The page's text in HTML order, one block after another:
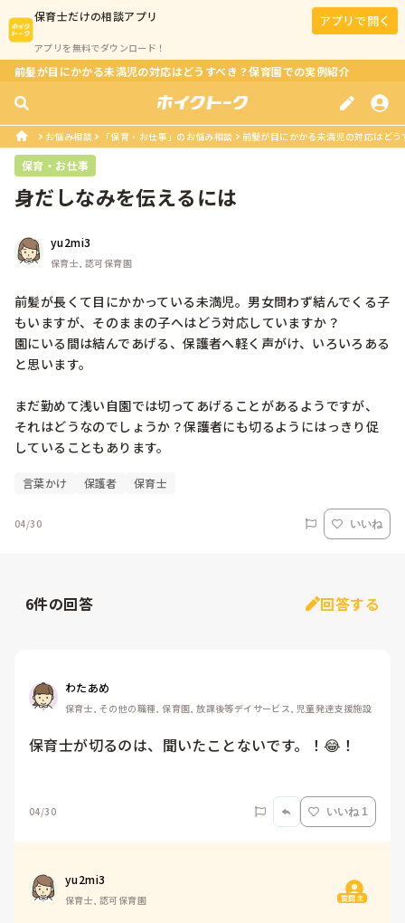
保育士だけの相談アプリ
アプリを無料でダウンロード！
アプリで開く
前髪が目にかかる未満児の対応はどうすべき？保育園での実例紹介
お悩み相談 「保育・お仕事」のお悩み相談 前髪が目にかかる未満児の対応はど
保育・お仕事
身だしなみを伝えるには
yu2mi3
保育士, 認可保育園
前髪が長くて目にかかっている未満児。男女問わず結んでくる子
もいますが、そのままの子へはどう対応していますか？
園にいる間は結んであげる、保護者へ軽く声がけ、いろいろある
と思います。
まだ勤めて浅い自園では切ってあげることがあるようですが、
それはどうなのでしょうか？保護者にも切るようにはっきり促
していることもあります。
言葉かけ 保護者 保育士
04/30 いいね
6件の回答 回答する
わたあめ
保育士, その他の職種, 保育園, 放課後等デイサービス, 児童発達支援施設
保育士が切るのは、聞いたことないです。！😂！
04/30 いいね 1
yu2mi3
保育士, 認可保育園 質問主